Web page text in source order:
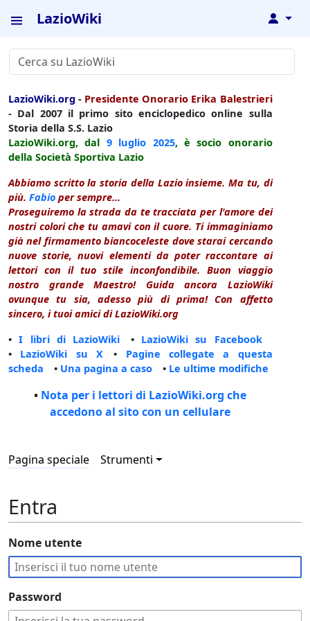
LazioWiki ↓
LazioWiki.org - Presidente Onorario Erika Balestrieri
- Dal 2007 il primo sito enciclopedico online sulla
Storia della S.S. Lazio
LazioWiki.org, dal 9 luglio 2025, è socio onorario
della Società Sportiva Lazio
Abbiamo scritto la storia della Lazio insieme. Ma tu, di
più. Fabio per sempre...
Proseguiremo la strada da te tracciata per l'amore dei
nostri colori che tu amavi con il cuore. Ti immaginiamo
già nel firmamento biancoceleste dove starai cercando
nuove storie, nuovi elementi da poter raccontare ai
lettori con il tuo stile inconfondibile. Buon viaggio
nostro grande Maestro! Guida ancora LazioWiki
ovunque tu sia, adesso più di prima! Con affetto
sincero, i tuoi amici di LazioWiki.org
•I libri di LazioWiki • LazioWiki su Facebook
• LazioWiki su X • Pagine collegate a questa
scheda • Una pagina a caso • Le ultime modifiche
• Nota per i lettori di LazioWiki.org che
accedono al sito con un cellulare
Pagina speciale Strumenti
Entra
Nome utente
Password